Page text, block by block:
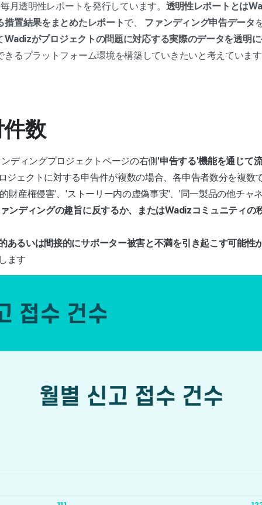
月透明性レポートを発行しています。 透明性レポートとは
措置結果をまとめたレポートで、 ファンディング申告データ
Wadizがプロジェクトの問題に対応する実際のデータを透明
きるプラットフォーム環境を構築していきたいと考えていま
件数
ディングプロジェクトページの右側 '申告する'機能を通じて
ジェクトに対する申告件が複数の場合、各申告者数分を複数
財産権侵害'、'ストーリー内の虚偽事実'、'同一製品の他チャ
ンディングの趣旨に反するか、またはWadizコミュニティの
あるいは間接的にサポーター被害と不満を引き起こす可能性
ます